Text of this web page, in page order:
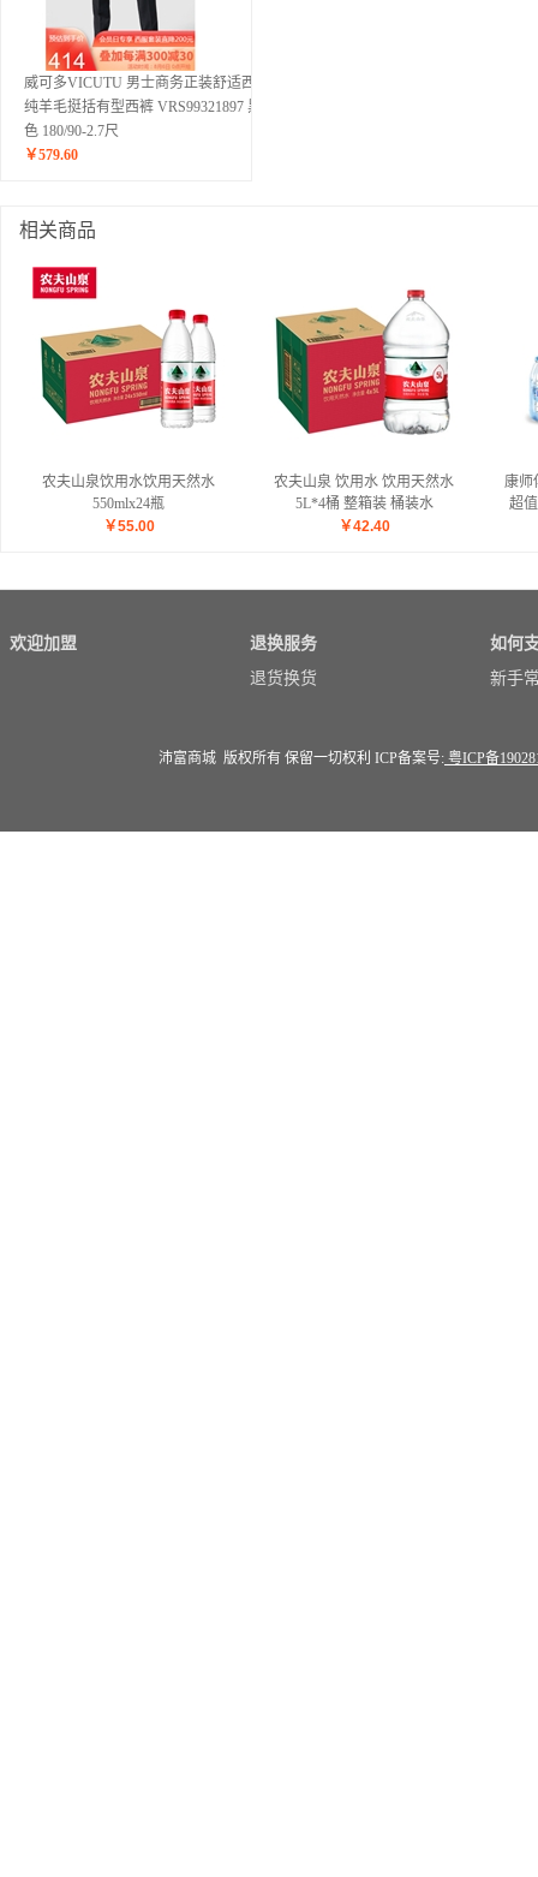
威可多VICUTU 男士商务正装舒适西裤
纯羊毛挺括有型西裤 VRS99321897 黑
色 180/90-2.7尺
￥579.60